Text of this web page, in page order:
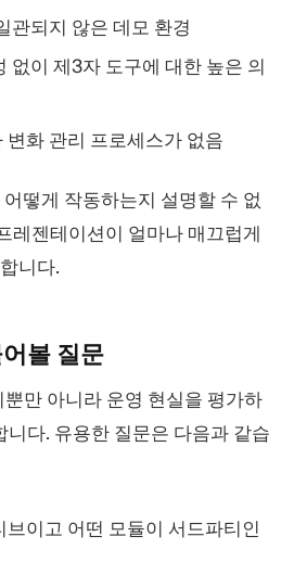
관되지 않은 데모 환경
없이 제3자 도구에 대한 높은 의
변화 관리 프로세스가 없음
떻게 작동하는지 설명할 수 없
레젠테이션이 얼마나 매끄럽게
니다.
볼 질문
만 아니라 운영 현실을 평가하
니다. 유용한 질문은 다음과 같습
이고 어떤 모듈이 서드파티인